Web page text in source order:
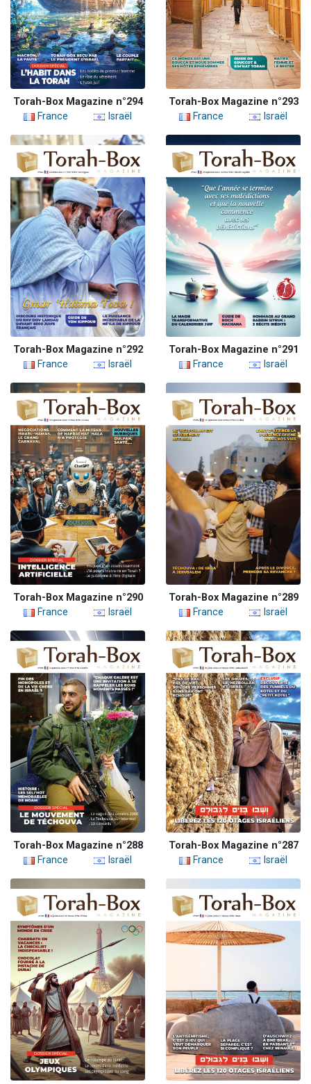
Torah-Box Magazine n°294
France
Israël
Torah-Box Magazine n°293
France
Israël
Torah-Box Magazine n°292
France
Israël
Torah-Box Magazine n°291
France
Israël
Torah-Box Magazine n°290
France
Israël
Torah-Box Magazine n°289
France
Israël
Torah-Box Magazine n°288
France
Israël
Torah-Box Magazine n°287
France
Israël